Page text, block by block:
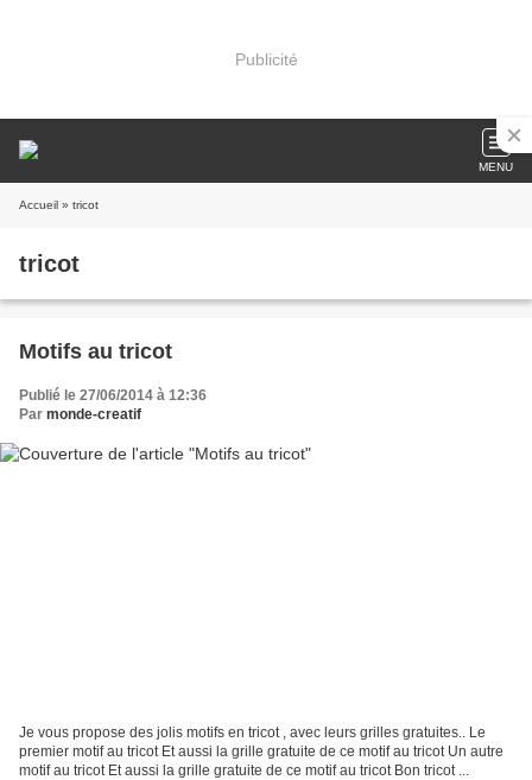
Publicité
MENU
Accueil » tricot
tricot
Motifs au tricot
Publié le 27/06/2014 à 12:36
Par monde-creatif
Je vous propose des jolis motifs en tricot , avec leurs grilles gratuites.. Le
premier motif au tricot Et aussi la grille gratuite de ce motif au tricot Un autre
motif au tricot Et aussi la grille gratuite de ce motif au tricot Bon tricot ...